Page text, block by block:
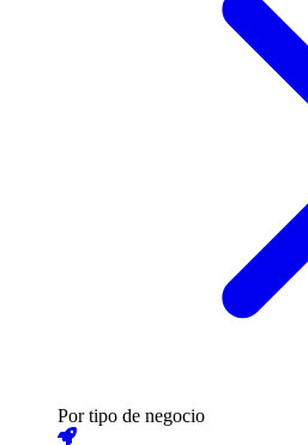
Por tipo de negocio